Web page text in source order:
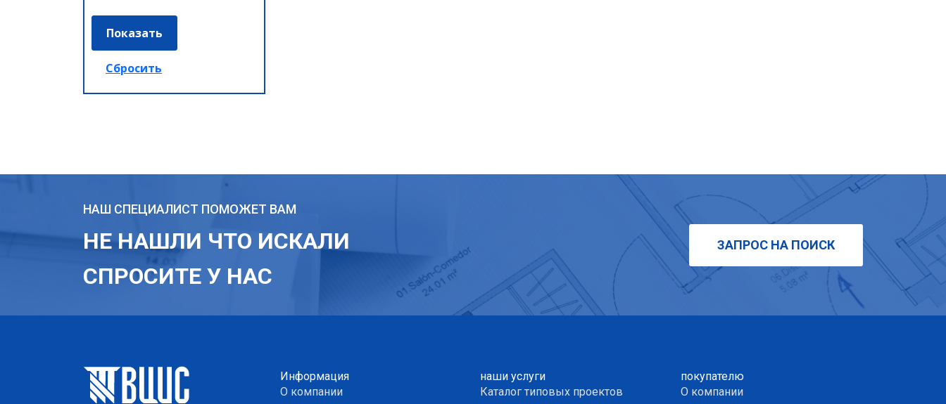
НАШ СПЕЦИАЛИСТ ПОМОЖЕТ ВАМ
НЕ НАШЛИ ЧТО ИСКАЛИ
СПРОСИТЕ У НАС
ЗАПРОС НА ПОИСК
Информация
О компании
наши услуги
Каталог типовых проектов
покупателю
О компании